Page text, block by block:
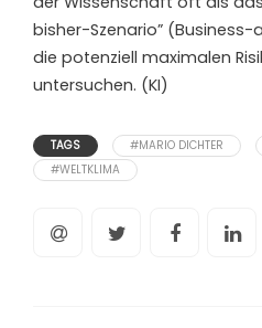
bisher-Szenario”
die potenziell maximalen
untersuchen. (KI)
TAGS #MARIO DICHTER
#WELTKLIMA